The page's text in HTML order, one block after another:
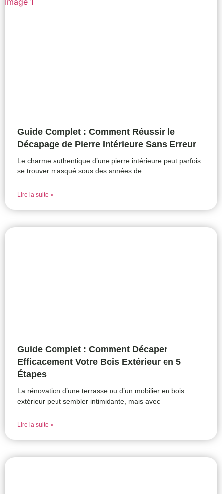
Guide Complet : Comment Réussir le
Décapage de Pierre Intérieure Sans Erreur
Le charme authentique d’une pierre intérieure peut parfois
se trouver masqué sous des années de
Lire la suite »
Guide Complet : Comment Décaper
Efficacement Votre Bois Extérieur en 5
Étapes
La rénovation d’une terrasse ou d’un mobilier en bois
extérieur peut sembler intimidante, mais avec
Lire la suite »